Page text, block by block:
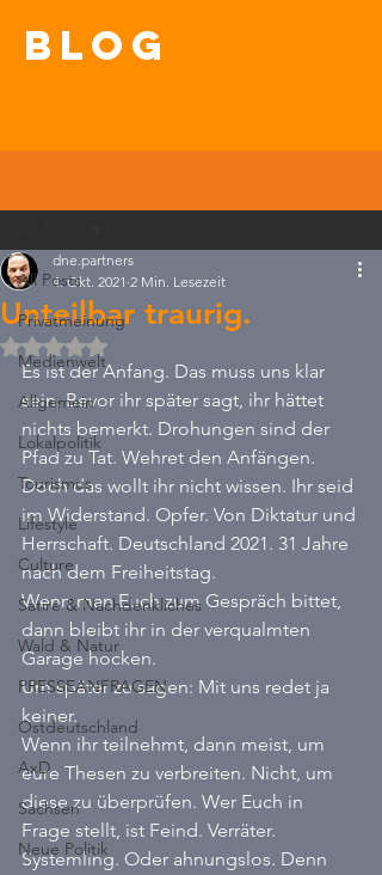
blog
All Posts
Privatmeinung
Medienwelt
Allgemein
Lokalpolitik
Tourismus
Lifestyle
Culture
Satire & Nachdenkliches
Wald & Natur
PRESSEANFRAGEN
Ostdeutschland
AxD
Sachsen
Neue Politik
Unteilbar traurig.
dne.partners
4. Okt. 2021 2 Min. Lesezeit
Mit NaN von 5 Sternen bewertet.
Es ist der Anfang. Das muss uns klar
sein. Bevor ihr später sagt, ihr hättet
nichts bemerkt. Drohungen sind der
Pfad zu Tat. Wehret den Anfängen.
Doch das wollt ihr nicht wissen. Ihr seid
im Widerstand. Opfer. Von Diktatur und
Herrschaft. Deutschland 2021. 31 Jahre
nach dem Freiheitstag.
Wenn man Euch zum Gespräch bittet,
dann bleibt ihr in der verqualmten
Garage hocken.
Um später zu sagen: Mit uns redet ja
keiner.
Wenn ihr teilnehmt, dann meist, um
eure Thesen zu verbreiten. Nicht, um
diese zu überprüfen. Wer Euch in
Frage stellt, ist Feind. Verräter.
Systemling. Oder ahnungslos. Denn